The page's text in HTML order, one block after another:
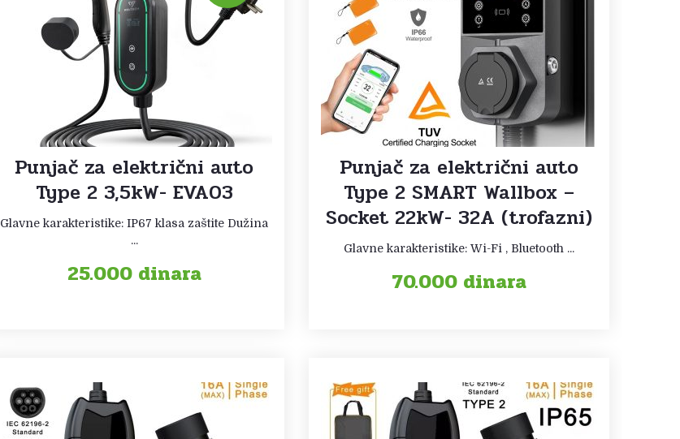
Punjač za električni auto
Type 2 3,5kW- EVA03
Glavne karakteristike: IP67 klasa zaštite Dužina
...
25.000 dinara
Punjač za električni auto
Type 2 SMART Wallbox –
Socket 22kW- 32A (trofazni)
Glavne karakteristike: Wi-Fi , Bluetooth ...
70.000 dinara